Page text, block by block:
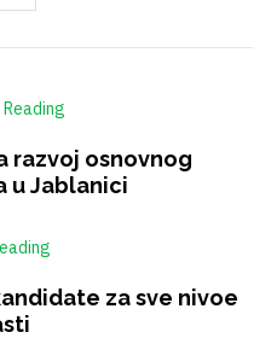
razvoj osnovnog
u Jablanici
za sve nivoe